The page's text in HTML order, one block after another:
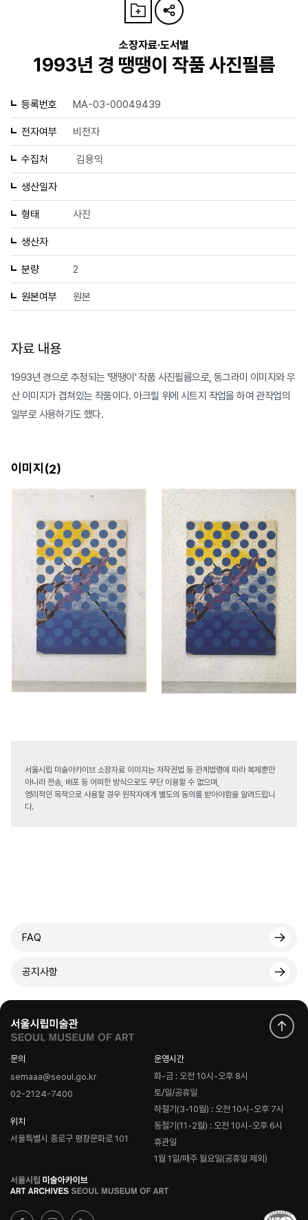
소장자료·도서별
1993년 경 땡땡이 작품 사진필름
등록번호 MA-03-00049439
전자여부 비전자
수집처 김용익
생산일자
형태 사진
생산자
분량 2
원본여부 원본
자료 내용
1993년 경으로 추정되는 '땡땡이' 작품 사진필름으로, 동그라미 이미지와 우
산 이미지가 겹쳐있는 작품이다. 아크릴 위에 시트지 작업을 하여 관작업의
일부로 사용하기도 했다.
이미지(2)
서울시립 미술아카이브 소장자료 이미지는 저작권법 등 관계법령에 따라 복제뿐만
아니라 전송, 배포 등 어떠한 방식으로도 무단 이용할 수 없으며,
영리적인 목적으로 사용할 경우 원작자에게 별도의 동의를 받아야함을 알려드립니
다.
FAQ
공지사항
문의
semaaa@seoul.go.kr
02-2124-7400
위치
서울특별시 종로구 평창문화로 101
운영시간
화-금 : 오전 10시-오후 8시
토/일/공휴일
하절기(3-10월) : 오전 10시-오후 7시
동절기(11-2월) : 오전 10시-오후 6시
휴관일
1월 1일/매주 월요일(공휴일 제외)
로
고